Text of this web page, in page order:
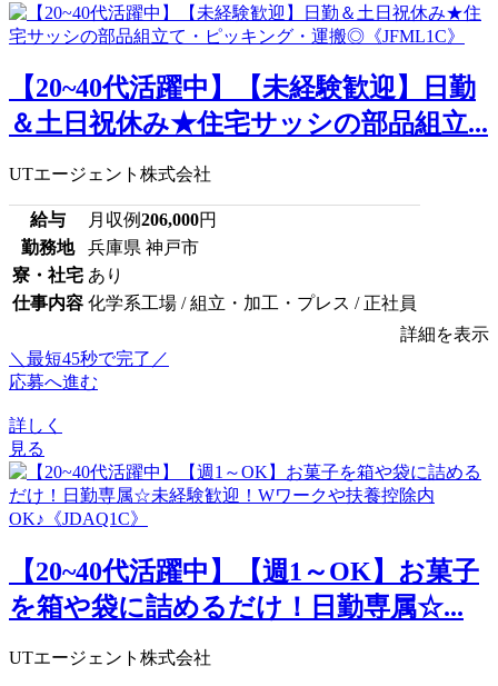
【20~40代活躍中】【未経験歓迎】日勤
＆土日祝休み★住宅サッシの部品組立...
UTエージェント株式会社
給与 月収例206,000円
勤務地
兵庫県 神戸市
寮・社宅 あり
仕事内容 化学系工場 / 組立・加工・プレス / 正社員
詳細を表示
＼最短45秒で完了／
応募へ進む
詳しく
見る
【20~40代活躍中】【週1～OK】お菓子
を箱や袋に詰めるだけ！日勤専属☆...
UTエージェント株式会社